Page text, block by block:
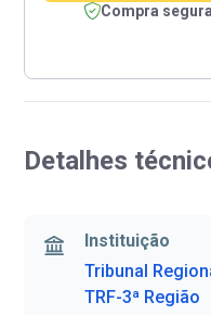
Detalhes
Instituição
Tribunal
TRF-3ª Região
Compra